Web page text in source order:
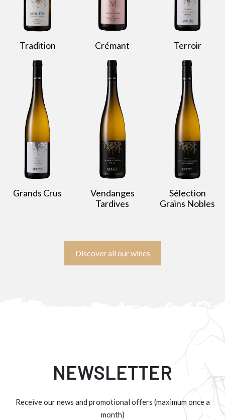
Tradition Crémant Terroir
Grands Crus
Vendanges
Tardives
Sélection
Grains Nobles
Discover all our wines
NEWSLETTER
Receive our news and promotional offers (maximum once a
month)